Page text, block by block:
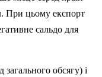
При цьому експорт
сальдо для
обсягу) і